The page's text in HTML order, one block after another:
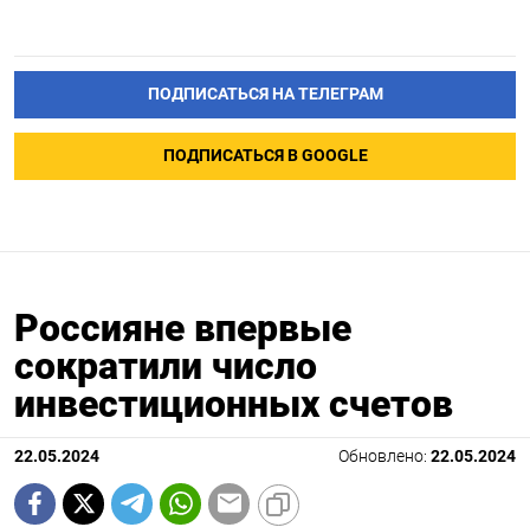
ПОДПИСАТЬСЯ НА ТЕЛЕГРАМ
ПОДПИСАТЬСЯ В GOOGLE
Россияне впервые
сократили число
инвестиционных счетов
22.05.2024 Обновлено: 22.05.2024